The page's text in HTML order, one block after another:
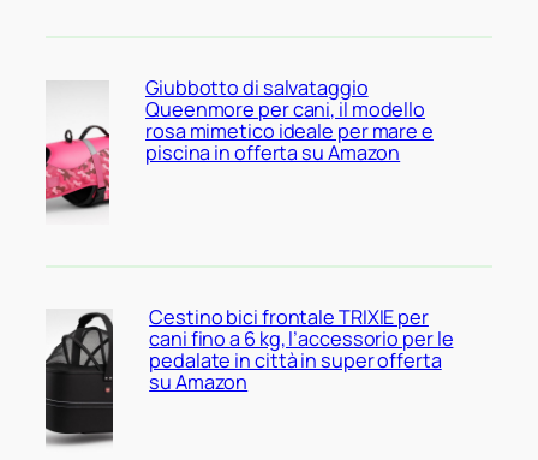
Giubbotto di salvataggio
Queenmore per cani, il modello
rosa mimetico ideale per mare e
piscina in offerta su Amazon
Cestino bici frontale TRIXIE per
cani fino a 6 kg, l’accessorio per le
pedalate in città in super offerta
su Amazon